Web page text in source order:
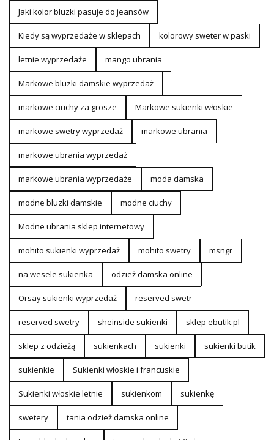
Jaki kolor bluzki pasuje do jeansów
Kiedy są wyprzedaże w sklepach kolorowy sweter w paski
letnie wyprzedaże mango ubrania
Markowe bluzki damskie wyprzedaż
markowe ciuchy za grosze Markowe sukienki włoskie
markowe swetry wyprzedaż markowe ubrania
markowe ubrania wyprzedaż
markowe ubrania wyprzedaże moda damska
modne bluzki damskie modne ciuchy
Modne ubrania sklep internetowy
mohito sukienki wyprzedaż mohito swetry msngr
na wesele sukienka odzież damska online
Orsay sukienki wyprzedaż reserved swetr
reserved swetry sheinside sukienki sklep ebutik.pl
sklep z odzieżą sukienkach sukienki sukienki butik
sukienkie Sukienki włoskie i francuskie
Sukienki włoskie letnie sukienkom sukienkę
swetery tania odzież damska online